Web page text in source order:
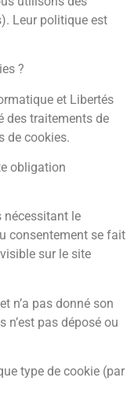
Leur politique est
?
et Libertés
des traitements de
de cookies.
obligation
nécessitant le
consentement se fait
sur le site
n’a pas donné son
n’est pas déposé ou
type de cookie (par